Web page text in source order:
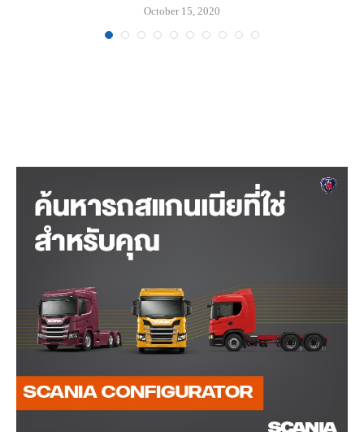
October 15, 2020